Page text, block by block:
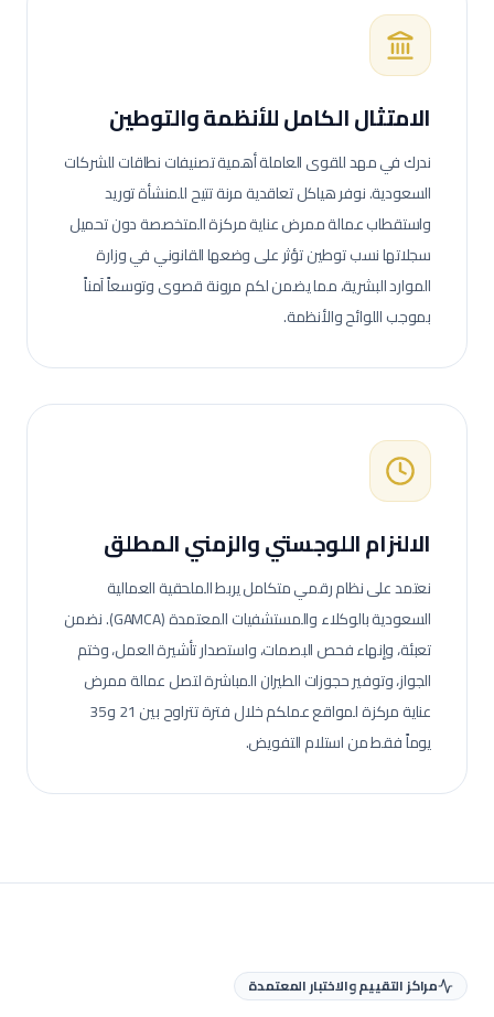
الامتثال الكامل للأنظمة والتوطين
ندرك في مهد للقوى العاملة أهمية تصنيفات نطاقات للشركات
السعودية. نوفر هياكل تعاقدية مرنة تتيح للمنشأة توريد
واستقطاب عمالةممرض عناية مركزةالمتخصصة دون تحميل
سجلاتها نسب توطين تؤثر على وضعها القانوني في وزارة
الموارد البشرية، مما يضمن لكم مرونة قصوى وتوسعاً آمناً
بموجب اللوائح والأنظمة.
الالنزام اللوجستي والزمني المطلق
نعتمد على نظام رقمي متكامل يربط الملحقية العمالية
السعودية بالوكلاء والمستشفيات المعتمدة (GAMCA). نضمن
تعبئة، وإنهاء فحص البصمات، واستصدار تأشيرة العمل، وختم
الجواز، وتوفير حجوزات الطيران المباشرة لتصل عمالةممرض
عناية مركزة
لمواقع عملكم خلال فترة تتراوح بين 21 و35
يوماً فقط من استلام التفويض.
مراكز التقييم والاختبار المعتمدة